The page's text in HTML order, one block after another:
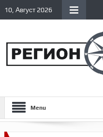
10, Август 2026
Menu